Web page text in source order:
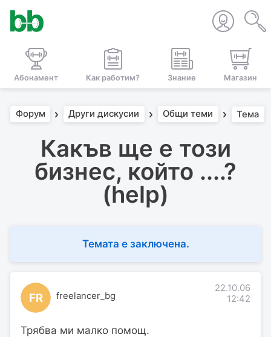
Абонамент Как работим? Знание Магазин
Форум Други дискусии Общи теми Тема
Какъв ще е този
бизнес, който ....?
(help)
Темата е заключена.
FR freelancer_bg
22.10.06
12:42
Трябва ми малко помощ.